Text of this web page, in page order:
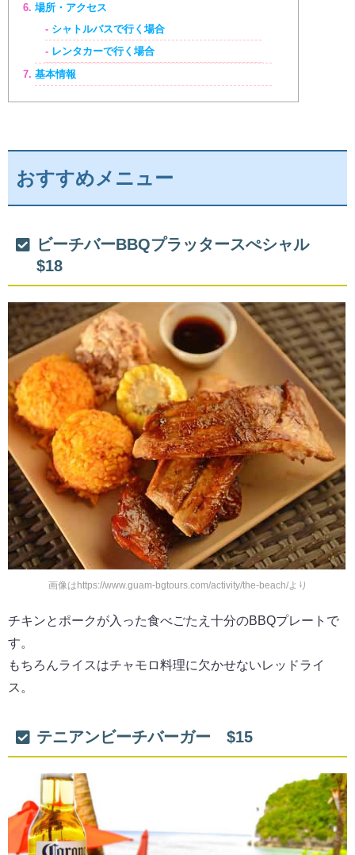
場所・アクセス
シャトルバスで行く場合
レンタカーで行く場合
基本情報
おすすめメニュー
ビーチバーBBQプラッタースぺシャル
$18
画像はhttps://www.guam-bgtours.com/activity/the-beach/より
チキンとポークが入った食べごたえ十分のBBQプレートで
す。
もちろんライスはチャモロ料理に欠かせないレッドライ
ス。
テニアンビーチバーガー $15